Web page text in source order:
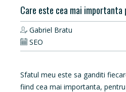
Care este cea mai importanta
Gabriel Bratu
SEO
Sfatul meu este sa ganditi
fiind cea mai importanta,